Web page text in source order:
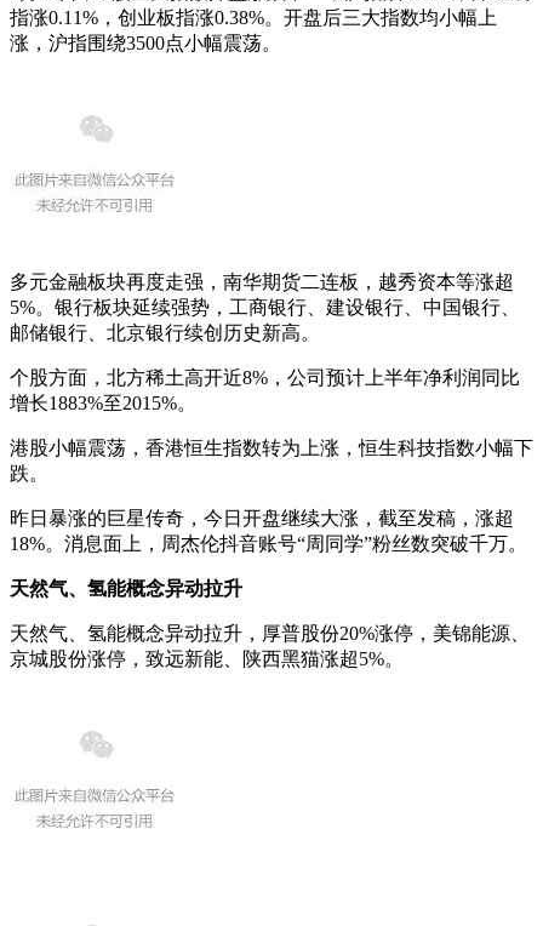
指涨0.11%，创业板指涨0.38%。开盘后三大指数均小幅上
涨，沪指围绕3500点小幅震荡。
多元金融板块再度走强，南华期货二连板，越秀资本等涨超
5%。银行板块延续强势，工商银行、建设银行、中国银行、
邮储银行、北京银行续创历史新高。
个股方面，北方稀土高开近8%，公司预计上半年净利润同比
增长1883%至2015%。
港股小幅震荡，香港恒生指数转为上涨，恒生科技指数小幅下
跌。
昨日暴涨的巨星传奇，今日开盘继续大涨，截至发稿，涨超
18%。消息面上，周杰伦抖音账号“周同学”粉丝数突破千万。
天然气、氢能概念异动拉升
天然气、氢能概念异动拉升，厚普股份20%涨停，美锦能源、
京城股份涨停，致远新能、陕西黑猫涨超5%。